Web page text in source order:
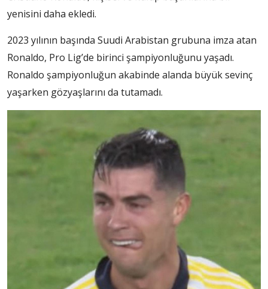
yenisini daha ekledi.
2023 yılının başında Suudi Arabistan grubuna imza atan
Ronaldo, Pro Lig’de birinci şampiyonluğunu yaşadı.
Ronaldo şampiyonluğun akabinde alanda büyük sevinç
yaşarken gözyaşlarını da tutamadı.